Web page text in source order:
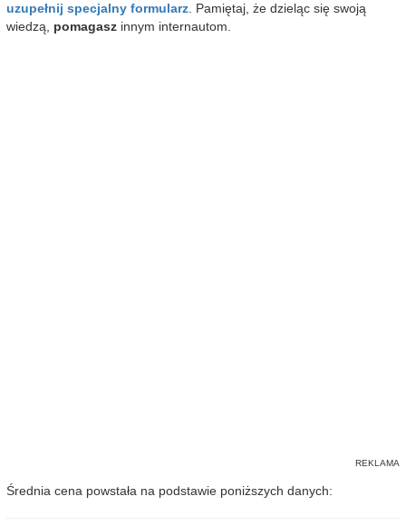
uzupełnij specjalny formularz . Pamiętaj, że dzieląc się swoją
wiedzą, pomagasz innym internautom.
Średnia cena powstała na podstawie poniższych danych: